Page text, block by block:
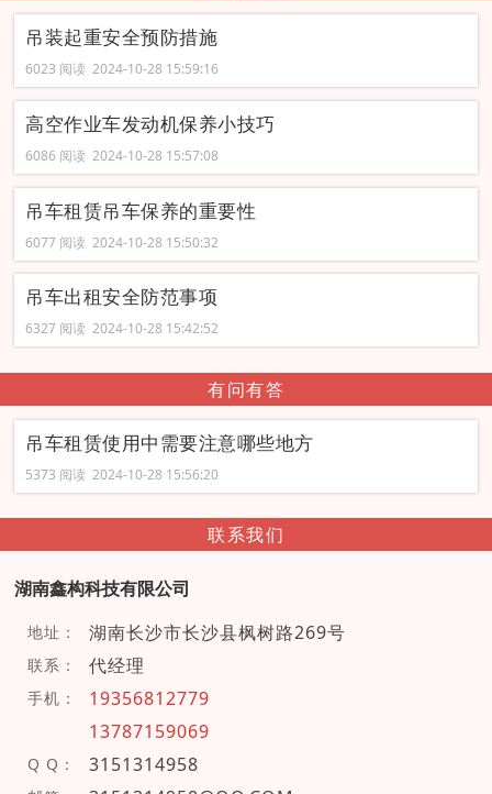
吊装起重安全预防措施
6023 阅读 2024-10-28 15:59:16
高空作业车发动机保养小技巧
6086 阅读 2024-10-28 15:57:08
吊车租赁吊车保养的重要性
6077 阅读 2024-10-28 15:50:32
吊车出租安全防范事项
6327 阅读 2024-10-28 15:42:52
有问有答
吊车租赁使用中需要注意哪些地方
5373 阅读 2024-10-28 15:56:20
联系我们
湖南鑫构科技有限公司
地址： 湖南长沙市长沙县枫树路269号
联系： 代经理
手机：
19356812779
13787159069
Q Q： 3151314958